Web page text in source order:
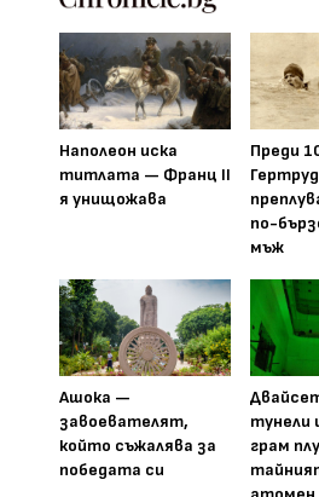
Наполеон иска
титлата — Франц II
я унищожава
Преди
по-
мъж
Ашока —
завоевателят,
който съжалява за
победата си
тунели
грам